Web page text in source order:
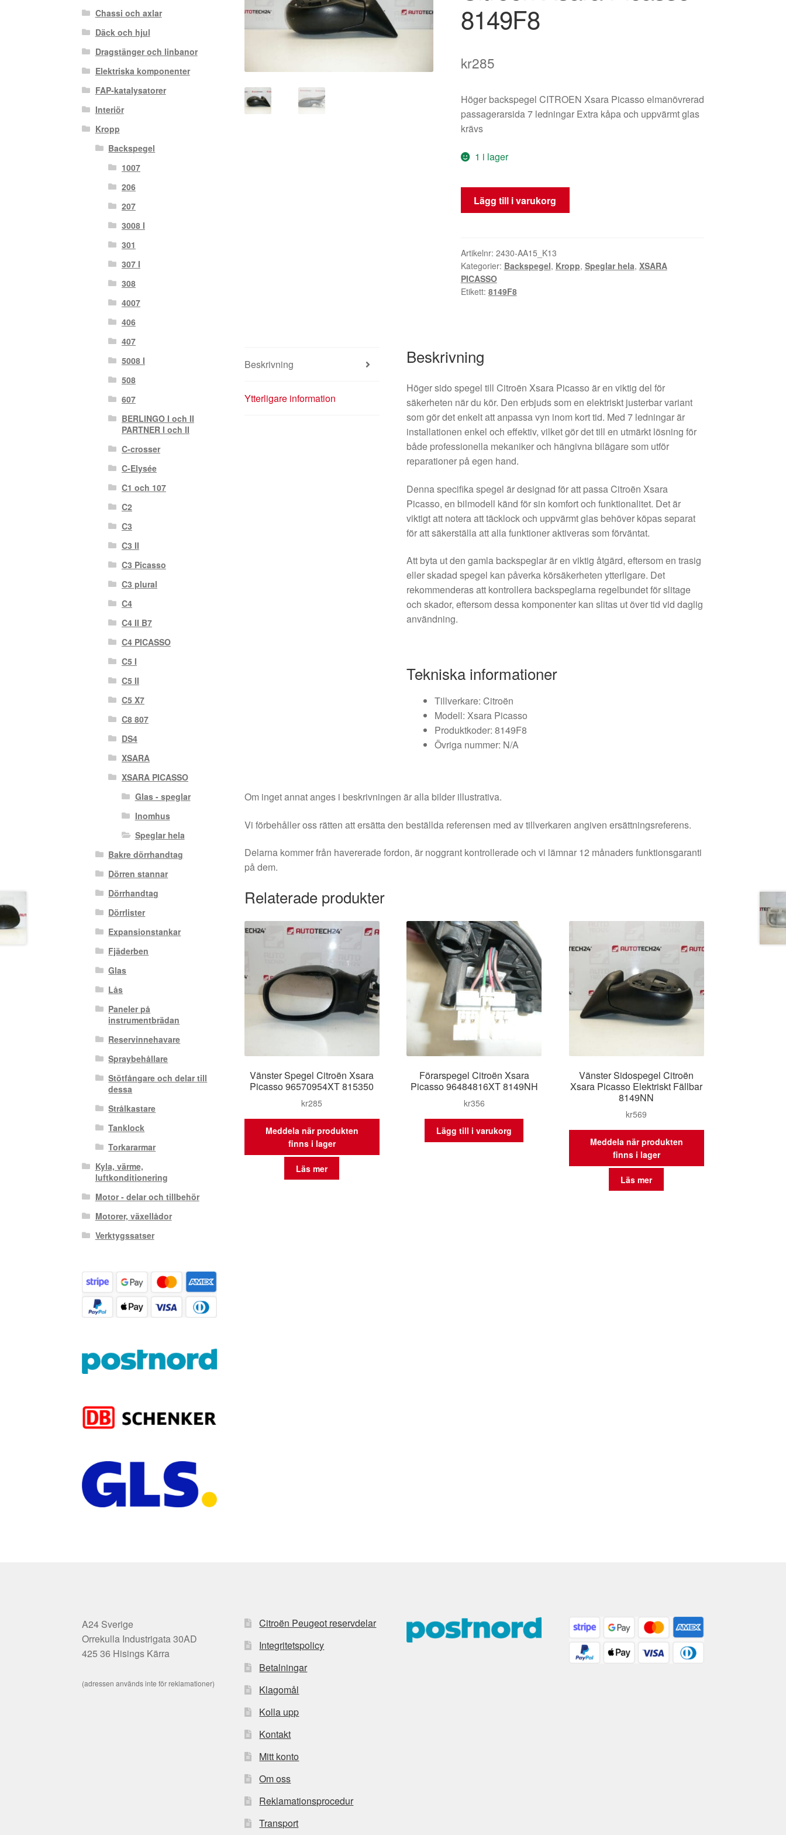
8149F8
kr285
Höger backspegel CITROEN Xsara Picasso elmanövrerad
passagerarsida 7 ledningar Extra kåpa och uppvärmt glas
krävs
1 i lager
Höger
sidobackspegel
Picasso
8149F8
mängd
Lägg till i varukorg
Artikelnr: 2430-AA15_K13
Kategorier: Backspegel, Kropp, Speglar hela, XSARA
PICASSO
Etikett: 8149F8
Beskrivning
Ytterligare information
Beskrivning
Höger sido spegel till Citroën Xsara Picasso är en viktig del för
säkerheten när du kör. Den erbjuds som en elektriskt justerbar variant
som gör det enkelt att anpassa vyn inom kort tid. Med 7 ledningar är
installationen enkel och effektiv, vilket gör det till en utmärkt lösning för
både professionella mekaniker och hängivna bilägare som utför
reparationer på egen hand.
Denna specifika spegel är designad för att passa Citroën Xsara
Picasso, en bilmodell känd för sin komfort och funktionalitet. Det är
viktigt att notera att täcklock och uppvärmt glas behöver köpas separat
för att säkerställa att alla funktioner aktiveras som förväntat.
Att byta ut den gamla backspeglar är en viktig åtgärd, eftersom en trasig
eller skadad spegel kan påverka körsäkerheten ytterligare. Det
rekommenderas att kontrollera backspeglarna regelbundet för slitage
och skador, eftersom dessa komponenter kan slitas ut över tid vid daglig
användning.
Tekniska informationer
Tillverkare: Citroën
Modell: Xsara Picasso
Produktkoder: 8149F8
Övriga nummer: N/A
Om inget annat anges i beskrivningen är alla bilder illustrativa.
Vi förbehåller oss rätten att ersätta den beställda referensen med av tillverkaren angiven ersättningsreferens.
Delarna kommer från havererade fordon, är noggrant kontrollerade och vi lämnar 12 månaders funktionsgaranti
på dem.
Relaterade produkter
Vänster Spegel Citroën Xsara
Picasso 96570954XT 815350
kr285
Meddela när produkten
finns i lager
Läs mer
Förarspegel Citroën Xsara
Picasso 96484816XT 8149NH
kr356
Lägg till i varukorg
Vänster Sidospegel Citroën
Xsara Picasso Elektriskt Fällbar
8149NN
kr569
Meddela när produkten
finns i lager
Läs mer
Chassi och axlar
Däck och hjul
Dragstänger och linbanor
Elektriska komponenter
FAP-katalysatorer
Interiör
Kropp
Backspegel
1007
206
207
3008 I
301
307 I
308
4007
406
407
5008 I
508
607
BERLINGO I och II
PARTNER I och II
C-crosser
C-Elysée
C1 och 107
C2
C3
C3 II
C3 Picasso
C3 plural
C4
C4 II B7
C4 PICASSO
C5 I
C5 II
C5 X7
C8 807
DS4
XSARA
XSARA PICASSO
Glas - speglar
Inomhus
Speglar hela
Bakre dörrhandtag
Dörren stannar
Dörrhandtag
Dörrlister
Expansionstankar
Fjäderben
Glas
Lås
Paneler på
instrumentbrädan
Reservinnehavare
Spraybehållare
Stötfångare och delar till
dessa
Strålkastare
Tanklock
Torkararmar
Kyla, värme,
luftkonditionering
Motor - delar och tillbehör
Motorer, växellådor
Verktygssatser
A24 Sverige
Orrekulla Industrigata 30AD
425 36 Hisings Kärra
(adressen används inte för reklamationer)
Citroën Peugeot reservdelar
Integritetspolicy
Betalningar
Klagomål
Kolla upp
Kontakt
Mitt konto
Om oss
Reklamationsprocedur
Transport